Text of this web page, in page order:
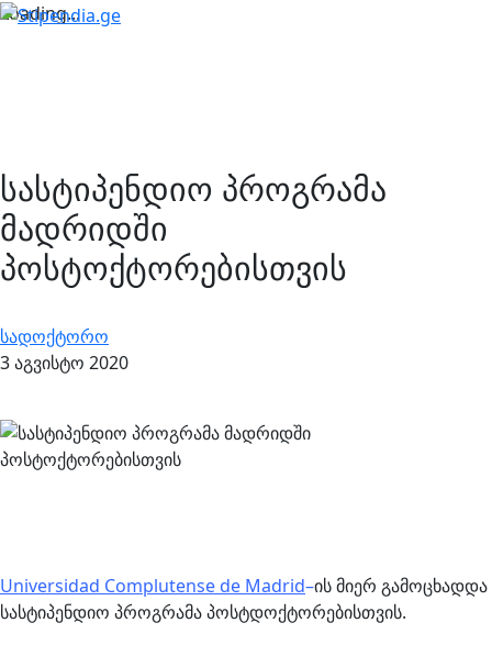
Loading...
სასტიპენდიო პროგრამა
მადრიდში
პოსტოქტორებისთვის
სადოქტორო
3 აგვისტო 2020
Universidad Complutense de Madrid–ის მიერ გამოცხადდა
სასტიპენდიო პროგრამა პოსტდოქტორებისთვის.